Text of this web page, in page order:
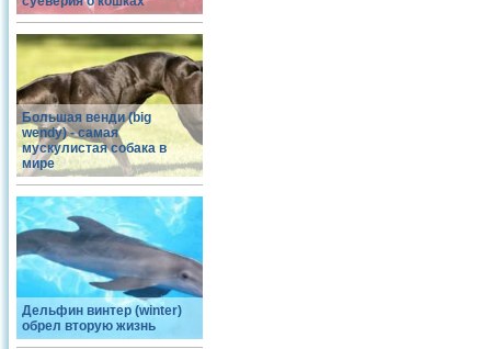
Большая венди (big
wendy) - самая
мускулистая собака в
мире
Дельфин винтер (winter)
обрел вторую жизнь